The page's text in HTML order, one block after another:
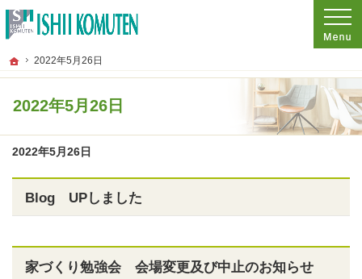
ホーム
2022年5月26日
2022年5月26日
プロの目線からご提案。東京都府中市の注文住宅・新築戸建てを手がける工務店
東京都府中市の新築・注文住宅・新築戸建てを手がける工務店なら石井工務店
2022年5月26日
Blog UPしました
家づくり勉強会 会場変更及び中止のお知らせ